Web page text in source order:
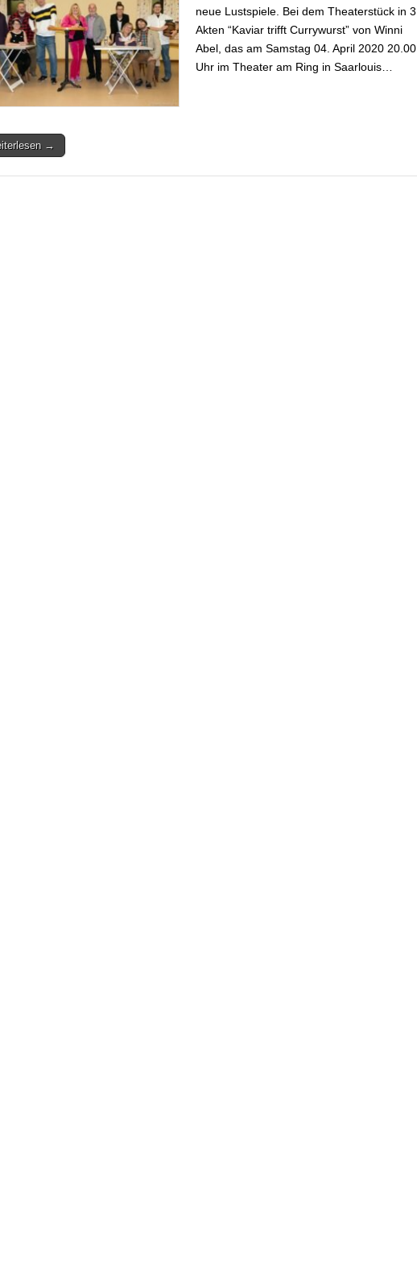
neue Lustspiele. Bei dem Theaterstück in 3
Akten “Kaviar trifft Currywurst” von Winni
Abel, das am Samstag 04. April 2020 20.00
Uhr im Theater am Ring in Saarlouis…
→